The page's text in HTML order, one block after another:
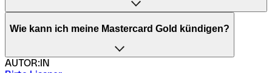
Ihre Sparkasse, um dies mitzuteilen.
Firmenkarten von Qonto entdecken
Die Kündigung einer Kreditkarte hat normalerweise keine
Rechnungen beglichen sind und das Konto ausgeglichen
ist.
Wie kann ich meine Mastercard Gold kündigen?
AUTOR:IN